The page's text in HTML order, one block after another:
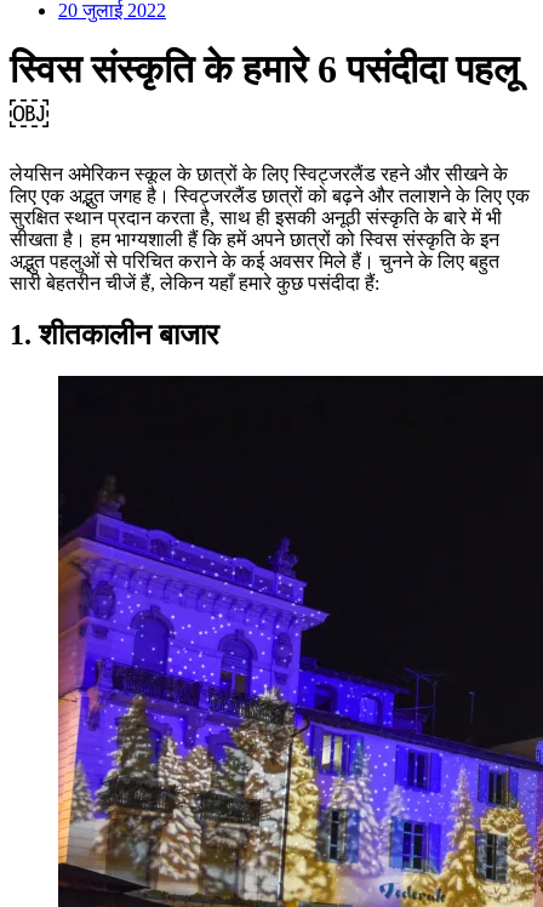
20 जुलाई 2022
स्विस संस्कृति के हमारे 6 पसंदीदा पहलू
￼
लेयसिन अमेरिकन स्कूल के छात्रों के लिए स्विट्जरलैंड रहने और सीखने के
लिए एक अद्भुत जगह है। स्विट्जरलैंड छात्रों को बढ़ने और तलाशने के लिए एक
सुरक्षित स्थान प्रदान करता है, साथ ही इसकी अनूठी संस्कृति के बारे में भी
सीखता है। हम भाग्यशाली हैं कि हमें अपने छात्रों को स्विस संस्कृति के इन
अद्भुत पहलुओं से परिचित कराने के कई अवसर मिले हैं। चुनने के लिए बहुत
सारी बेहतरीन चीजें हैं, लेकिन यहाँ हमारे कुछ पसंदीदा हैं:
1. शीतकालीन बाजार